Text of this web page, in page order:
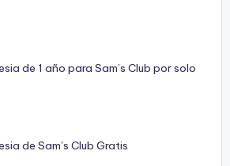
de 1 año para Sam’s Club por solo
de Sam’s Club Gratis